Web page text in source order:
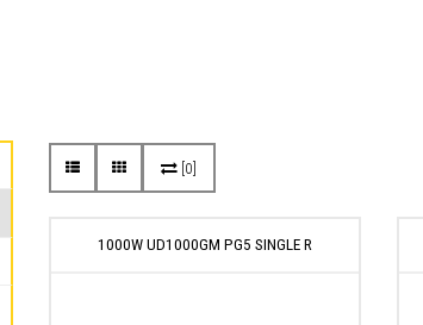
[0]
1000W UD1000GM PG5 SINGLE R